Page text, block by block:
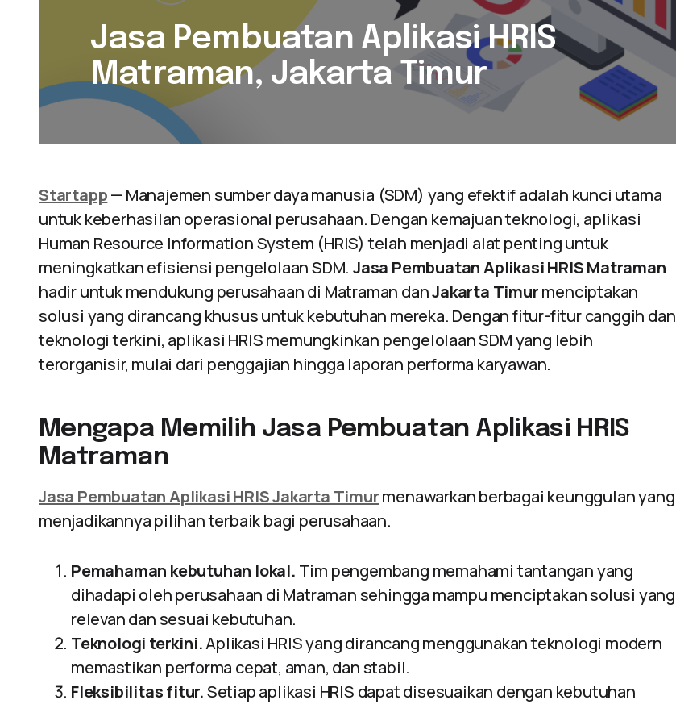
Jasa Pembuatan Aplikasi HRIS
Matraman, Jakarta Timur
Startapp— Manajemen sumber daya manusia (SDM) yang efektif adalah kunci utama
untuk keberhasilan operasional perusahaan. Dengan kemajuan teknologi, aplikasi
Human Resource Information System (HRIS) telah menjadi alat penting untuk
meningkatkan efisiensi pengelolaan SDM. Jasa Pembuatan Aplikasi HRIS Matraman
hadir untuk mendukung perusahaan di Matraman danJakarta Timurmenciptakan
solusi yang dirancang khusus untuk kebutuhan mereka. Dengan fitur-fitur canggih dan
teknologi terkini, aplikasi HRIS memungkinkan pengelolaan SDM yang lebih
terorganisir, mulai dari penggajian hingga laporan performa karyawan.
Mengapa Memilih Jasa Pembuatan Aplikasi HRIS
Matraman
Jasa Pembuatan Aplikasi HRIS Jakarta Timurmenawarkan berbagai keunggulan yang
menjadikannya pilihan terbaik bagi perusahaan.
Pemahaman kebutuhan lokal. Tim pengembang memahami tantangan yang
dihadapi oleh perusahaan di Matraman sehingga mampu menciptakan solusi yang
relevan dan sesuai kebutuhan.
Teknologi terkini.Aplikasi HRIS yang dirancang menggunakan teknologi modern
memastikan performa cepat, aman, dan stabil.
Fleksibilitas fitur.Setiap aplikasi HRIS dapat disesuaikan dengan kebutuhan